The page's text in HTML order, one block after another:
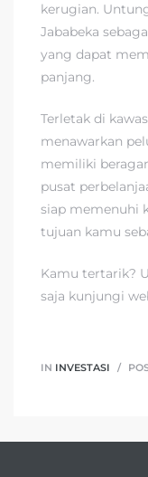
kerugian.
Jababeka
yang dapat
panjang.
Terletak di
menawarkan
memiliki
pusat
siap memenuhi
tujuan kamu
Kamu tertarik?
saja kunjungi
IN INVESTASI